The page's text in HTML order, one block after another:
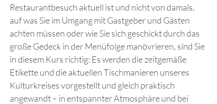
Restaurantbesuch aktuell ist und nicht von damals,
auf was Sie im Umgang mit Gastgeber und Gästen
achten müssen oder wie Sie sich geschickt durch das
große Gedeck in der Menüfolge manövrieren, sind Sie
in diesem Kurs richtig: Es werden die zeitgemäße
Etikette und die aktuellen Tischmanieren unseres
Kulturkreises vorgestellt und gleich praktisch
angewandt – in entspannter Atmosphäre und bei